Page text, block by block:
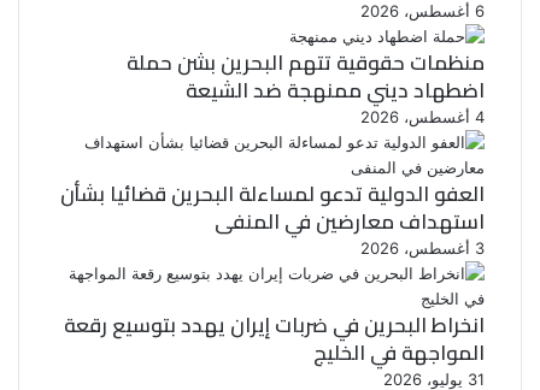
6 أغسطس، 2026
منظمات حقوقية تتهم البحرين بشن حملة
اضطهاد ديني ممنهجة ضد الشيعة
4 أغسطس، 2026
العفو الدولية تدعو لمساءلة البحرين قضائيا بشأن
استهداف معارضين في المنفى
3 أغسطس، 2026
انخراط البحرين في ضربات إيران يهدد بتوسيع رقعة
المواجهة في الخليج
31 يوليو، 2026